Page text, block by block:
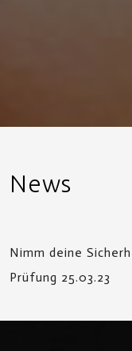
News
Nimm deine
Prüfung 25.03.23